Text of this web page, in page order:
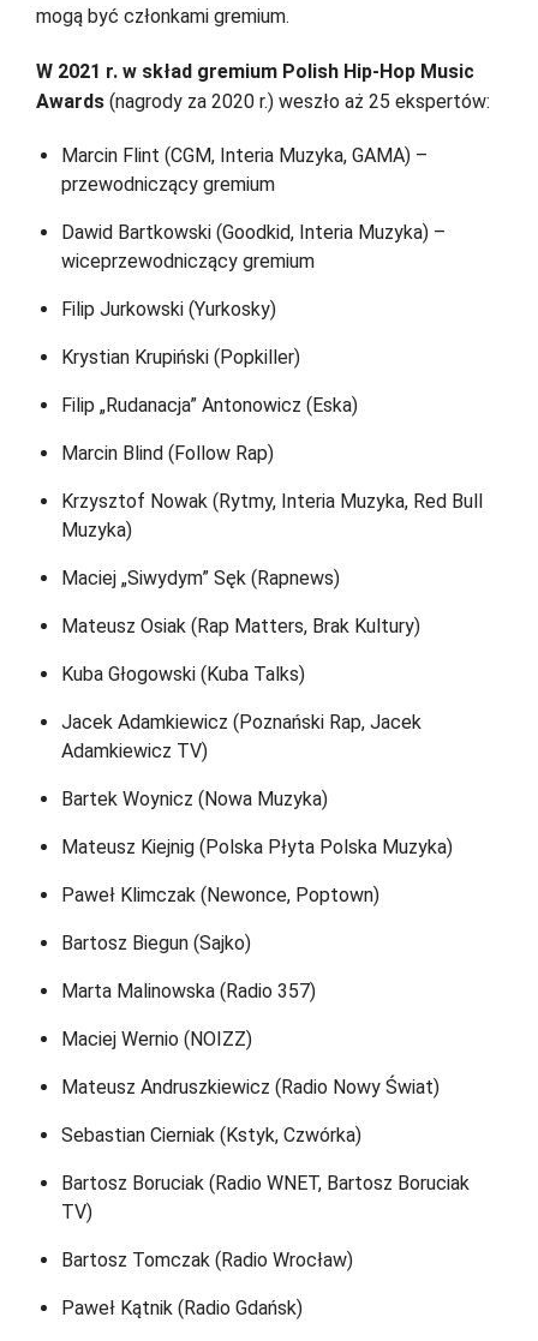
mogą być członkami gremium.
W 2021 r. w skład gremium Polish Hip-Hop Music
Awards (nagrody za 2020 r.) weszło aż 25 ekspertów:
Marcin Flint (CGM, Interia Muzyka, GAMA) –
przewodniczący gremium
Dawid Bartkowski (Goodkid, Interia Muzyka) –
wiceprzewodniczący gremium
Filip Jurkowski (Yurkosky)
Krystian Krupiński (Popkiller)
Filip „Rudanacja” Antonowicz (Eska)
Marcin Blind (Follow Rap)
Krzysztof Nowak (Rytmy, Interia Muzyka, Red Bull
Muzyka)
Maciej „Siwydym” Sęk (Rapnews)
Mateusz Osiak (Rap Matters, Brak Kultury)
Kuba Głogowski (Kuba Talks)
Jacek Adamkiewicz (Poznański Rap, Jacek
Adamkiewicz TV)
Bartek Woynicz (Nowa Muzyka)
Mateusz Kiejnig (Polska Płyta Polska Muzyka)
Paweł Klimczak (Newonce, Poptown)
Bartosz Biegun (Sajko)
Marta Malinowska (Radio 357)
Maciej Wernio (NOIZZ)
Mateusz Andruszkiewicz (Radio Nowy Świat)
Sebastian Cierniak (Kstyk, Czwórka)
Bartosz Boruciak (Radio WNET, Bartosz Boruciak
TV)
Bartosz Tomczak (Radio Wrocław)
Paweł Kątnik (Radio Gdańsk)